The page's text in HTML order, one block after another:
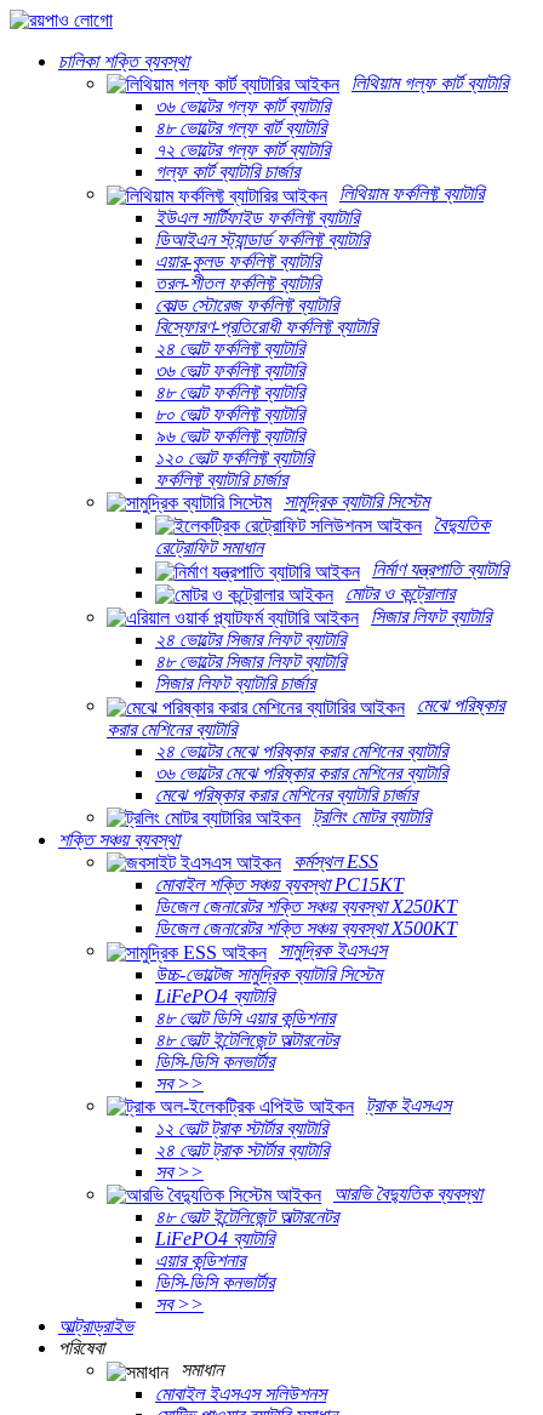
চালিকা শক্তি ব্যবস্থা
লিথিয়াম গল্ফ কার্ট ব্যাটারি
৩৬ ভোল্টের গল্ফ কার্ট ব্যাটারি
৪৮ ভোল্টের গল্ফ বার্ট ব্যাটারি
৭২ ভোল্টের গল্ফ কার্ট ব্যাটারি
গল্ফ কার্ট ব্যাটারি চার্জার
লিথিয়াম ফর্কলিফ্ট ব্যাটারি
ইউএল সার্টিফাইড ফর্কলিফ্ট ব্যাটারি
ডিআইএন স্ট্যান্ডার্ড ফর্কলিফ্ট ব্যাটারি
এয়ার-কুলড ফর্কলিফ্ট ব্যাটারি
তরল-শীতল ফর্কলিফ্ট ব্যাটারি
কোল্ড স্টোরেজ ফর্কলিফ্ট ব্যাটারি
বিস্ফোরণ-প্রতিরোধী ফর্কলিফ্ট ব্যাটারি
২৪ ভোল্ট ফর্কলিফ্ট ব্যাটারি
৩৬ ভোল্ট ফর্কলিফ্ট ব্যাটারি
৪৮ ভোল্ট ফর্কলিফ্ট ব্যাটারি
৮০ ভোল্ট ফর্কলিফ্ট ব্যাটারি
৯৬ ভোল্ট ফর্কলিফ্ট ব্যাটারি
১২০ ভোল্ট ফর্কলিফ্ট ব্যাটারি
ফর্কলিফ্ট ব্যাটারি চার্জার
সামুদ্রিক ব্যাটারি সিস্টেম
বৈদ্যুতিক
রেট্রোফিট সমাধান
নির্মাণ যন্ত্রপাতি ব্যাটারি
মোটর ও কন্ট্রোলার
সিজার লিফট ব্যাটারি
২৪ ভোল্টের সিজার লিফট ব্যাটারি
৪৮ ভোল্টের সিজার লিফট ব্যাটারি
সিজার লিফট ব্যাটারি চার্জার
মেঝে পরিষ্কার
করার মেশিনের ব্যাটারি
২৪ ভোল্টের মেঝে পরিষ্কার করার মেশিনের ব্যাটারি
৩৬ ভোল্টের মেঝে পরিষ্কার করার মেশিনের ব্যাটারি
মেঝে পরিষ্কার করার মেশিনের ব্যাটারি চার্জার
ট্রলিং মোটর ব্যাটারি
শক্তি সঞ্চয় ব্যবস্থা
কর্মস্থল ESS
মোবাইল শক্তি সঞ্চয় ব্যবস্থা PC15KT
ডিজেল জেনারেটর শক্তি সঞ্চয় ব্যবস্থা X250KT
ডিজেল জেনারেটর শক্তি সঞ্চয় ব্যবস্থা X500KT
সামুদ্রিক ইএসএস
উচ্চ-ভোল্টেজ সামুদ্রিক ব্যাটারি সিস্টেম
LiFePO4 ব্যাটারি
৪৮ ভোল্ট ডিসি এয়ার কন্ডিশনার
৪৮ ভোল্ট ইন্টেলিজেন্ট অল্টারনেটর
ডিসি-ডিসি কনভার্টার
সব >>
ট্রাক ইএসএস
১২ ভোল্ট ট্রাক স্টার্টার ব্যাটারি
২৪ ভোল্ট ট্রাক স্টার্টার ব্যাটারি
সব >>
আরভি বৈদ্যুতিক ব্যবস্থা
৪৮ ভোল্ট ইন্টেলিজেন্ট অল্টারনেটর
LiFePO4 ব্যাটারি
এয়ার কন্ডিশনার
ডিসি-ডিসি কনভার্টার
সব >>
আল্ট্রাড্রাইভ
পরিষেবা
সমাধান
মোবাইল ইএসএস সলিউশনস